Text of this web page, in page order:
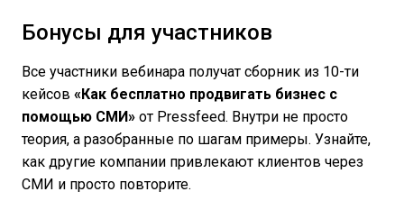
Бонусы для участников
Все участники вебинара получат сборник из 10-ти
кейсов «Как бесплатно продвигать бизнес с
помощью СМИ» от Pressfeed. Внутри не просто
теория, а разобранные по шагам примеры. Узнайте,
как другие компании привлекают клиентов через
СМИ и просто повторите.